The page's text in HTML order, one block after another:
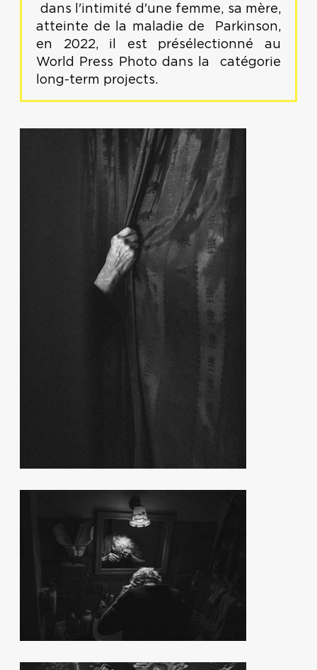
dans l'intimité d'une femme, sa mère,
atteinte de la maladie de Parkinson,
en 2022, il est présélectionné au
World Press Photo dans la catégorie
long-term projects.